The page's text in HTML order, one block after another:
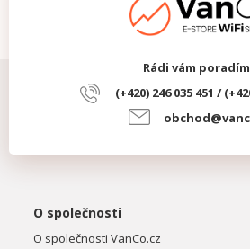
Rádi vám
(+420) 246 035 451 /
O společnosti
O společnosti VanCo.cz